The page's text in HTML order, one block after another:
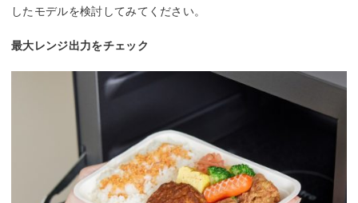
したモデルを検討してみてください。
最大レンジ出力をチェック